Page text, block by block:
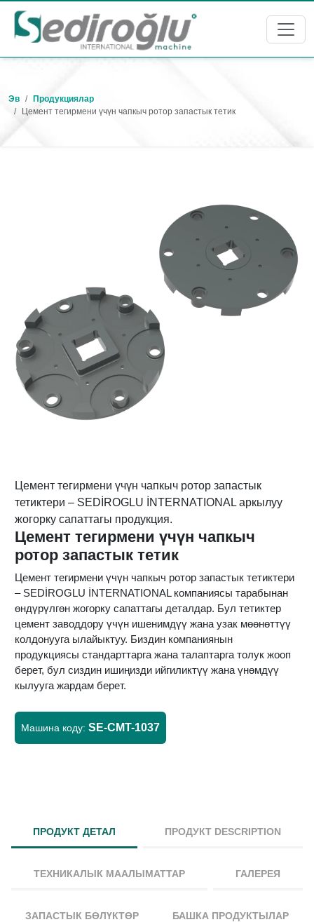
Эв
Продукциялар
Цемент тегирмени үчүн чапкыч ротор запастык тетик
Цемент тегирмени үчүн чапкыч ротор запастык
тетиктери – SEDİROGLU İNTERNATIONAL аркылуу
жогорку сапаттагы продукция.
Цемент тегирмени үчүн чапкыч
ротор запастык тетик
Цемент тегирмени үчүн чапкыч ротор запастык тетиктери
– SEDİROGLU İNTERNATIONAL компаниясы тарабынан
өндүрүлгөн жогорку сапаттагы деталдар. Бул тетиктер
цемент заводдору үчүн ишенимдүү жана узак мөөнөттүү
колдонууга ылайыктуу. Биздин компаниянын
продукциясы стандарттарга жана талаптарга толук жооп
берет, бул сиздин ишиңизди ийгиликтүү жана үнөмдүү
кылууга жардам берет.
Машина коду: SE-CMT-1037
ПРОДУКТ ДЕТАЛ ПРОДУКТ DESCRIPTION
ТЕХНИКАЛЫК МААЛЫМАТТАР ГАЛЕРЕЯ
ЗАПАСТЫК БӨЛҮКТӨР БАШКА ПРОДУКТЫЛАР